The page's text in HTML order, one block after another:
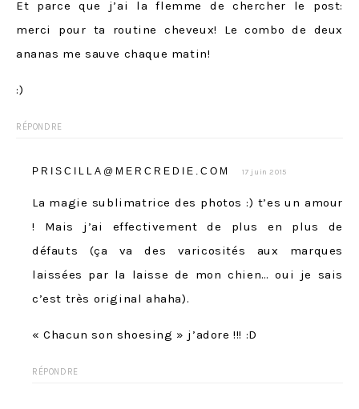
Et parce que j’ai la flemme de chercher le post:
merci pour ta routine cheveux! Le combo de deux
ananas me sauve chaque matin!
:)
RÉPONDRE
PRISCILLA@MERCREDIE.COM 17 juin 2015
La magie sublimatrice des photos :) t’es un amour
! Mais j’ai effectivement de plus en plus de
défauts (ça va des varicosités aux marques
laissées par la laisse de mon chien… oui je sais
c’est très original ahaha).
« Chacun son shoesing » j’adore !!! :D
RÉPONDRE